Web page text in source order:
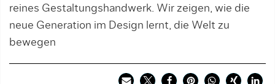
reines Gestaltungshandwerk. Wir zeigen, wie die
neue Generation im Design lernt, die Welt zu
bewegen